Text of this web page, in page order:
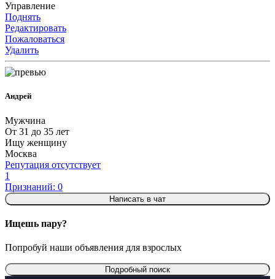
Управление
Поднять
Редактировать
Пожаловаться
Удалить
Андрей
Мужчина
От 31 до 35 лет
Ищу женщину
Москва
Репутация отсутствует
1
Признаний: 0
Написать в чат
Ищешь пару?
Попробуй наши объявления для взрослых
Подробный поиск